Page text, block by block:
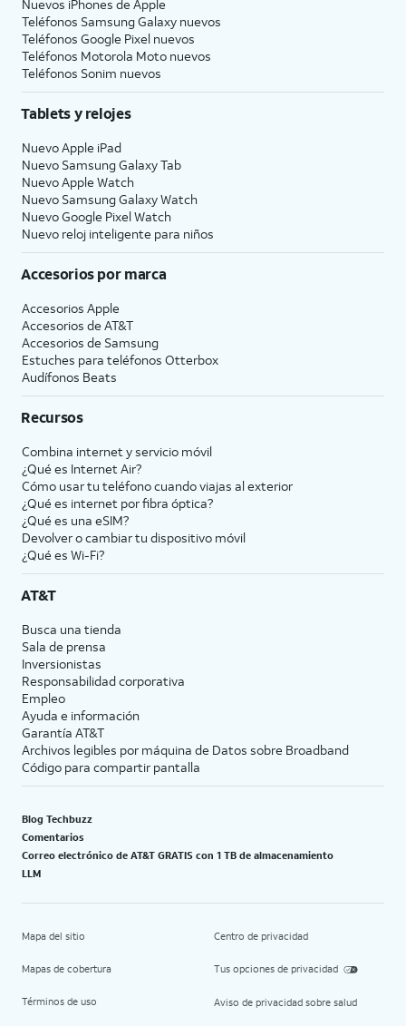
Nuevos iPhones de Apple
Teléfonos Samsung Galaxy nuevos
Teléfonos Google Pixel nuevos
Teléfonos Motorola Moto nuevos
Teléfonos Sonim nuevos
Tablets y relojes
Nuevo Apple iPad
Nuevo Samsung Galaxy Tab
Nuevo Apple Watch
Nuevo Samsung Galaxy Watch
Nuevo Google Pixel Watch
Nuevo reloj inteligente para niños
Accesorios por marca
Accesorios Apple
Accesorios de AT&T
Accesorios de Samsung
Estuches para teléfonos Otterbox
Audífonos Beats
Recursos
Combina internet y servicio móvil
¿Qué es Internet Air?
Cómo usar tu teléfono cuando viajas al exterior
¿Qué es internet por fibra óptica?
¿Qué es una eSIM?
Devolver o cambiar tu dispositivo móvil
¿Qué es Wi-Fi?
AT&T
Busca una tienda
Sala de prensa
Inversionistas
Responsabilidad corporativa
Empleo
Ayuda e información
Garantía AT&T
Archivos legibles por máquina de Datos sobre Broadband
Código para compartir pantalla
Blog Techbuzz
Comentarios
Correo electrónico de AT&T GRATIS con 1 TB de almacenamiento
LLM
Mapa del sitio
Mapas de cobertura
Términos de uso
Centro de privacidad
Tus opciones de privacidad
Aviso de privacidad sobre salud